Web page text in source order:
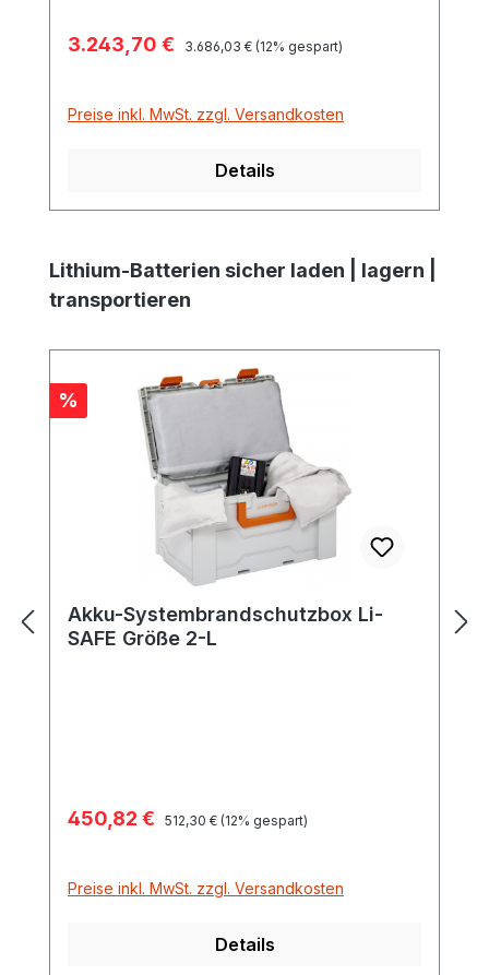
Verkaufspreis:
3.243,70 € Regulärer Preis:
3.686,03 € (12% gespart)
Preise inkl. MwSt. zzgl. Versandkosten
Details
Produktgalerie überspringen
Lithium-Batterien sicher laden | lagern |
transportieren
Rabatt
%
Akku-Systembrandschutzbox Li-
SAFE Größe 2-L
Verkaufspreis:
450,82 € Regulärer Preis:
512,30 € (12% gespart)
Preise inkl. MwSt. zzgl. Versandkosten
Details